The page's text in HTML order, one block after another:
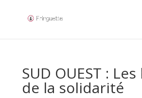
SUD OUEST :
de la solidarité